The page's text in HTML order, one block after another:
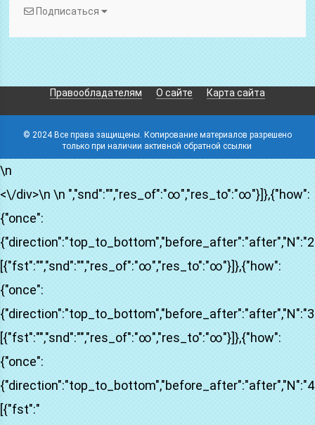
Подписаться
Правообладателям О сайте Карта сайта
© 2024 Все права защищены. Копирование материалов разрешено
только при наличии активной обратной ссылки
\n
<\/div>\n \n ","snd":"","res_of":"∞","res_to":"∞"}]},{"how":
{"onсe":
[{"fst":"","snd":"","res_of":"∞","res_to":"∞"}]},{"how":
{"onсe":
[{"fst":"","snd":"","res_of":"∞","res_to":"∞"}]},{"how":
{"onсe":
[{"fst":"